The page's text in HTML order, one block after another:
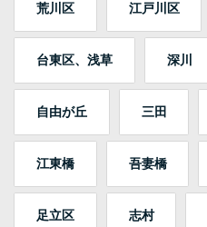
荒川区 江戸川区
台東区、浅草 深川
自由が丘 三田
江東橋 吾妻橋
足立区 志村